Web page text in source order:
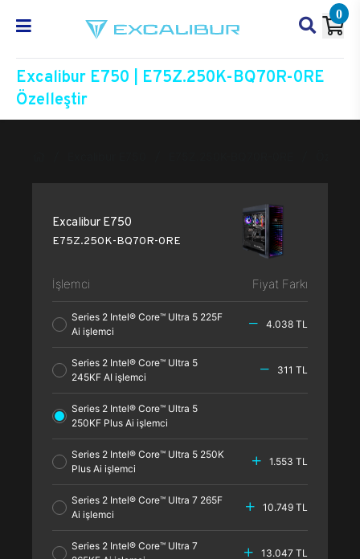
0
Excalibur E750 | E75Z.250K-BQ70R-0RE
Özelleştir
Excalibur E750
E75Z.250K-BQ70R-0RE
İşlemci Fiyat Farkı
Series 2 Intel® Core™ Ultra 5 225F
Ai işlemci
4.038 TL
Series 2 Intel® Core™ Ultra 5
245KF AI işlemci
311 TL
Series 2 Intel® Core™ Ultra 5
250KF Plus Ai işlemci
Series 2 Intel® Core™ Ultra 5 250K
Plus Ai işlemci
1.553 TL
Series 2 Intel® Core™ Ultra 7 265F
Ai işlemci
10.749 TL
Series 2 Intel® Core™ Ultra 7
13.047 TL